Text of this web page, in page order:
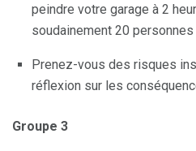
peindre votre garage à 2
soudainement 20
Prenez-vous des risques
réflexion sur les
Groupe 3